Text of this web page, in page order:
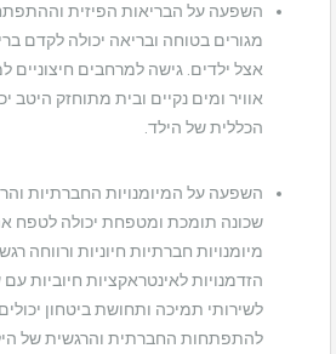
השפעה על הבריאות הפיזית
מגורים בטוחה ובריאה יכולה לקדם
אצל ילדים. גישה למרחבים חיצוניים
אוויר ומים נקיים ובית מתוחזק היטב
הכללית של הילד.
השפעה על המיומנויות החברתיות
שכונה תומכת ומטפחת יכולה לטפח
מיומנויות חברתיות חיוניות ורווחה
הזדמנויות לאינטראקציות חיוביות
לשירותי תמיכה ותחושת ביטחון
להתפתחות החברתית והרגשית של